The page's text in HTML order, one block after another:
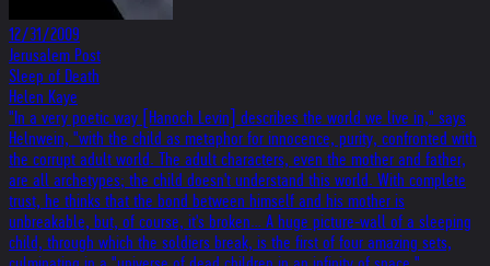
12/31/2009
Jerusalem Post
Sleep of Death
Helen Kaye
"In a very poetic way [Hanoch Levin] describes the world we live in," says
Helnwein, "with the child as metaphor for innocence, purity, confronted with
the corrupt adult world. The adult characters, even the mother and father,
are all archetypes; the child doesn't understand this world. With complete
trust, he thinks that the bond between himself and his mother is
unbreakable, but, of course, it's broken… A huge picture-wall of a sleeping
child, through which the soldiers break, is the first of four amazing sets,